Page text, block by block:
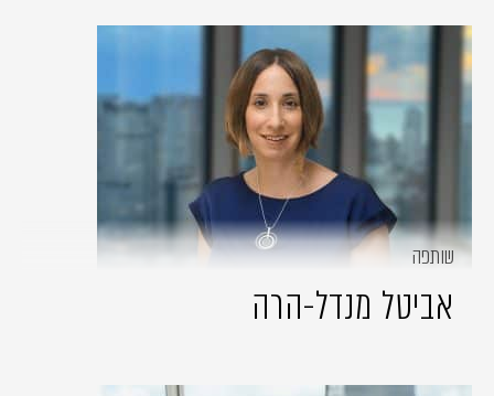
שותפה
אביטל מנדל-הרה